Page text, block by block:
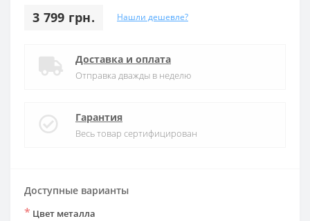
3 799 грн. Нашли дешевле?
Доставка и оплата
Отправка дважды в неделю
Гарантия
Весь товар сертифицирован
Доступные варианты
* Цвет металла